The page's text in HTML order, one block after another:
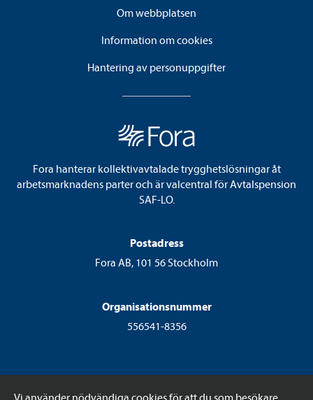
Vi använder nödvändiga cookies för att du som besökare
Om webbplatsen
Information om cookies
Hantering av personuppgifter
Fora hanterar kollektivavtalade trygghetslösningar åt
arbetsmarknadens parter och är valcentral för Avtalspension
SAF-LO.
Postadress
Fora AB, 101 56 Stockholm
Organisationsnummer
556541-8356